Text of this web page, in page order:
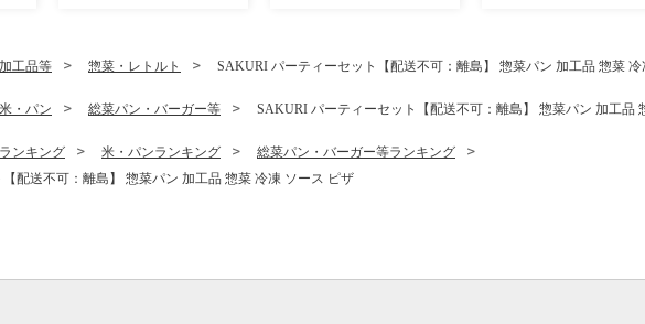
加工品等 惣菜・レトルト SAKURI パーティーセット【配送不可：離島】 惣菜パン 加工品 惣菜
米・パン 総菜パン・バーガー等 SAKURI パーティーセット【配送不可：離島】 惣菜パン 加工品
ランキング 米・パンランキング
総菜パン・バーガー等ランキング
配送不可：離島】 惣菜パン 加工品 惣菜 冷凍 ソース ピザ